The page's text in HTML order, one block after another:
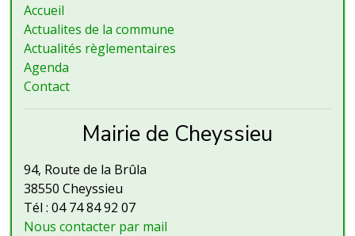
Accueil
Actualites de la commune
Actualités règlementaires
Agenda
Contact
Mairie de Cheyssieu
94, Route de la Brûla
38550 Cheyssieu
Tél : 04 74 84 92 07
Nous contacter par mail